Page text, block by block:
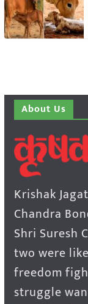
About Us
Krishak
Chandra
Shri Suresh
two were
freedom
struggle